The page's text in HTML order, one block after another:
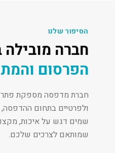
הסיפור שלנו
חברה
הפרסום
חברת מדפסה מספקת
ולפרטיים בתחום ההדפסה,
שמים דגש על איכות,
שמותאם לצרכים שלכם.